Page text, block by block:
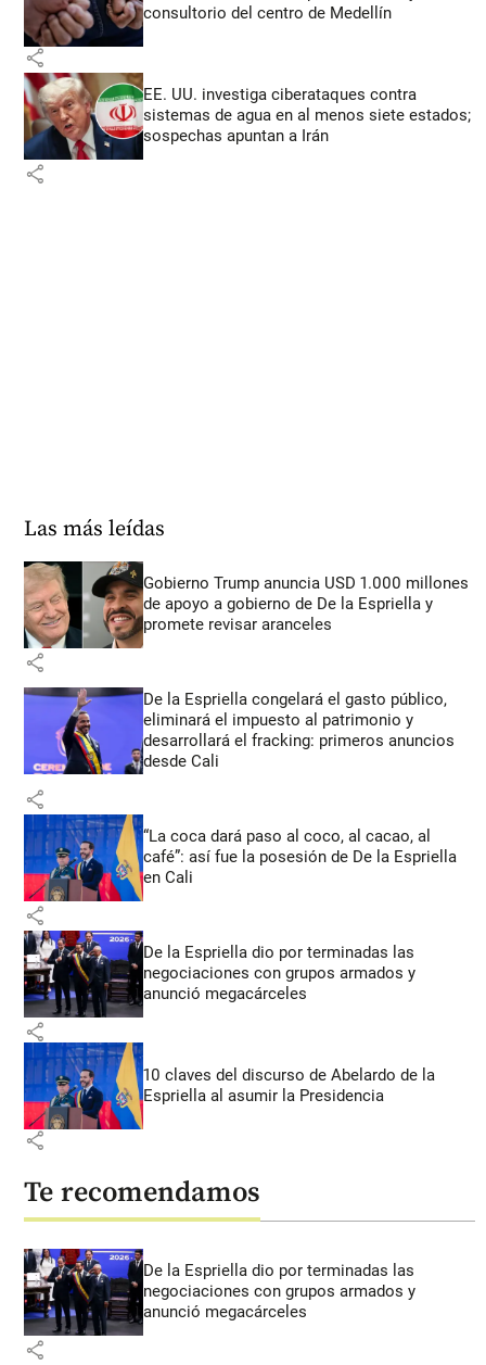
consultorio del centro de Medellín
share
EE. UU. investiga ciberataques contra
sistemas de agua en al menos siete estados;
sospechas apuntan a Irán
share
Las más leídas
Gobierno Trump anuncia USD 1.000 millones
de apoyo a gobierno de De la Espriella y
promete revisar aranceles
share
De la Espriella congelará el gasto público,
eliminará el impuesto al patrimonio y
desarrollará el fracking: primeros anuncios
desde Cali
share
“La coca dará paso al coco, al cacao, al
café”: así fue la posesión de De la Espriella
en Cali
share
De la Espriella dio por terminadas las
negociaciones con grupos armados y
anunció megacárceles
share
10 claves del discurso de Abelardo de la
Espriella al asumir la Presidencia
share
Te recomendamos
De la Espriella dio por terminadas las
negociaciones con grupos armados y
anunció megacárceles
share